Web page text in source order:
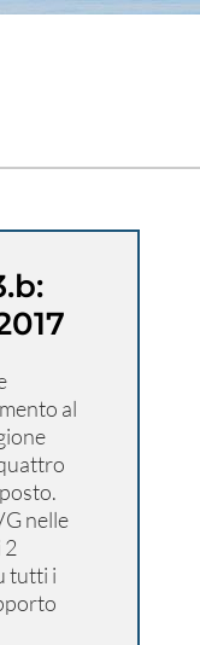
al
nelle
tutti i